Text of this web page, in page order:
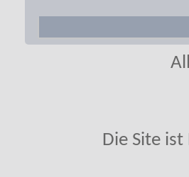
Die Site